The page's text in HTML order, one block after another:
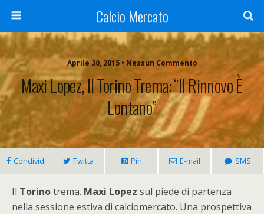
Calcio Mercato
Aprile 30, 2015 • Nessun Commento
Maxi Lopez, Il Torino Trema: “Il Rinnovo È
Lontano”
Condividi Twitta Pin E-mail SMS
Il Torinotrema. Maxi Lopez sul piede di partenza
nella sessione estiva di calciomercato. Una prospettiva